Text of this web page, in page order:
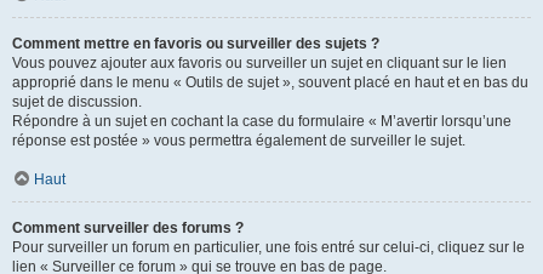
Comment mettre en favoris ou surveiller des sujets ?
Vous pouvez ajouter aux favoris ou surveiller un sujet en cliquant sur le lien
approprié dans le menu « Outils de sujet », souvent placé en haut et en bas du
sujet de discussion.
Répondre à un sujet en cochant la case du formulaire « M’avertir lorsqu’une
réponse est postée » vous permettra également de surveiller le sujet.
Haut
Comment surveiller des forums ?
Pour surveiller un forum en particulier, une fois entré sur celui-ci, cliquez sur le
lien « Surveiller ce forum » qui se trouve en bas de page.